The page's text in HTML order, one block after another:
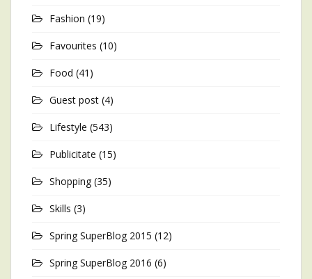
Fashion (19)
Favourites (10)
Food (41)
Guest post (4)
Lifestyle (543)
Publicitate (15)
Shopping (35)
Skills (3)
Spring SuperBlog 2015 (12)
Spring SuperBlog 2016 (6)